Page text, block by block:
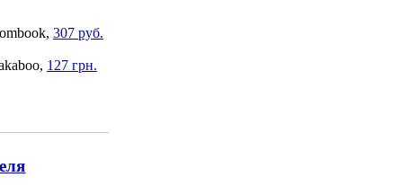
307 руб.
127 грн.